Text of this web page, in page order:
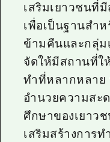
เสริมเยาวชนที่
เพื่อเป็นฐานสำ
ข้ามคืนและกลุ่ม
จัดให้มีสถานที่ใ
ทำที่หลากหลาย
อำนวยความสะ
ศึกษาของเยาวช
เสริมสร้างการท